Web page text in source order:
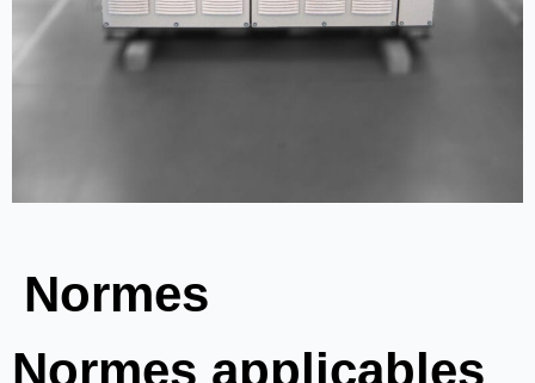
Normes
Normes applicables